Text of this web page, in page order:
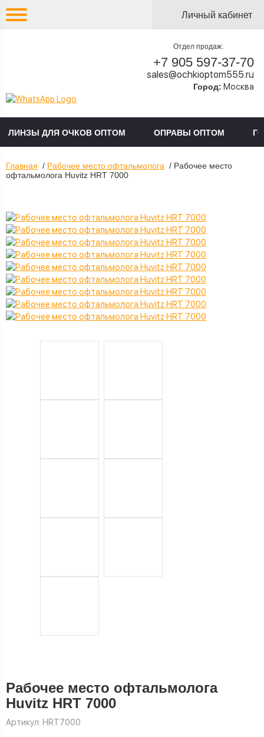
Личный кабинет
Отдел продаж:
+7 905 597-37-70
sales@ochkioptom555.ru
Город: Москва
ЛИНЗЫ ДЛЯ ОЧКОВ ОПТОМ ОПРАВЫ ОПТОМ
Главная / Рабочее место офтальмолога / Рабочее место
офтальмолога Huvitz HRT 7000
Рабочее место офтальмолога
Huvitz HRT 7000
Артикул: HRT7000